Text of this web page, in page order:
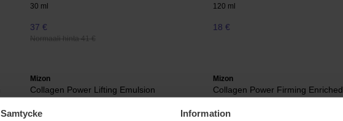
Samtycke Information
30 ml
37 €
Normaali hinta 41 €
120 ml
18 €
Mizon
Collagen Power Lifting Emulsion
Mizon
Collagen Power Firming